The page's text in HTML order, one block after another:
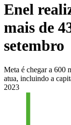
Enel
mais de
setembro
Meta é chegar a 600
atua, incluindo a
2023